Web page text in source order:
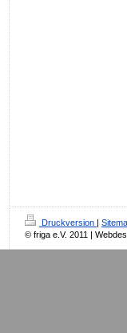
Druckversion |
© friga e.V. 2011 |